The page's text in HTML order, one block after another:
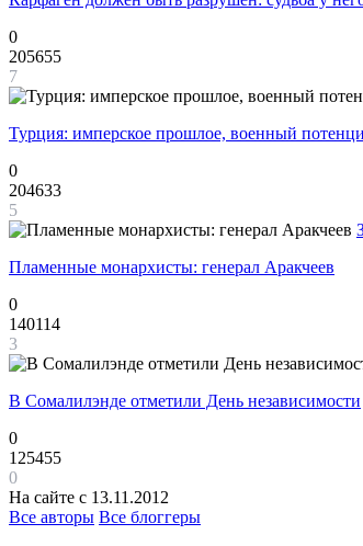
0
205655
7
Турция: имперское прошлое, военный
0
204633
5
Пламенные монархисты: генерал Аракчеев
0
140114
3
В Сомалилэнде отметили День независимости
0
125455
0
На сайте с 13.11.2012
Все авторы Все блоггеры